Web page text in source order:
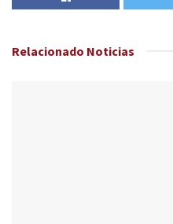
Relacionado Noticias